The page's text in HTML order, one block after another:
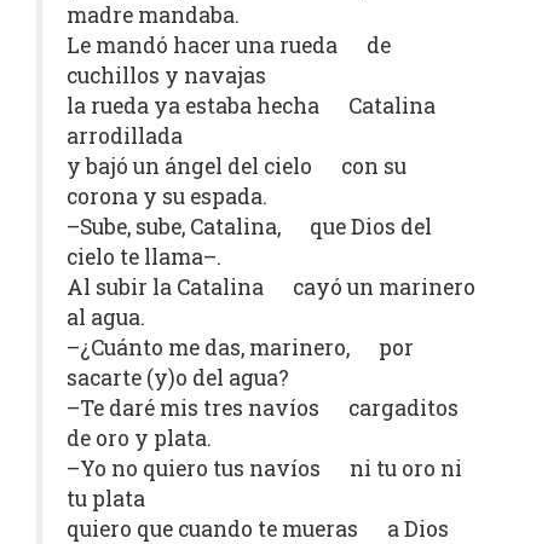
madre mandaba.
Le mandó hacer una rueda de
cuchillos y navajas
la rueda ya estaba hecha Catalina
arrodillada
y bajó un ángel del cielo con su
corona y su espada.
–Sube, sube, Catalina, que Dios del
cielo te llama–.
Al subir la Catalina cayó un marinero
al agua.
–¿Cuánto me das, marinero, por
sacarte (y)o del agua?
–Te daré mis tres navíos cargaditos
de oro y plata.
–Yo no quiero tus navíos ni tu oro ni
tu plata
quiero que cuando te mueras a Dios